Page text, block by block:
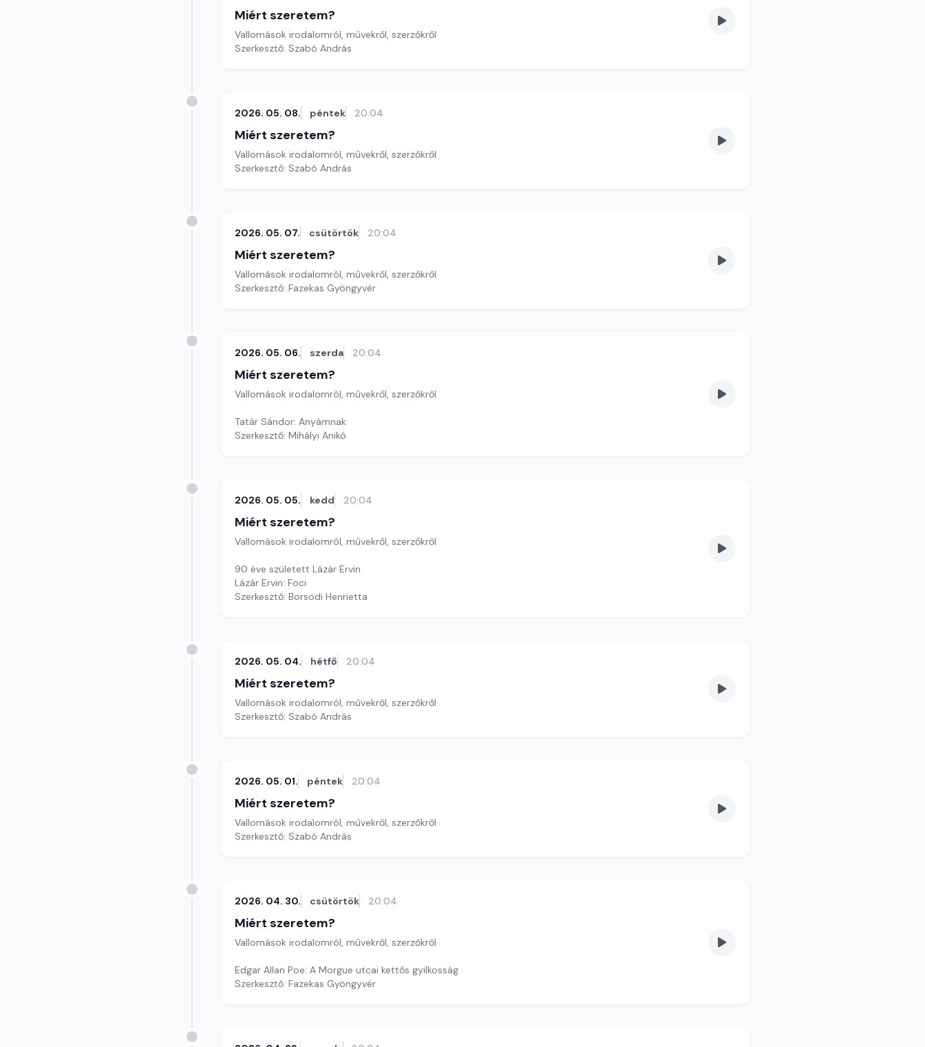
Miért szeretem?
Vallomások irodalomról, művekről, szerzőkről
Szerkesztő: Szabó András
2026. 05. 08. péntek 20:04
Miért szeretem?
Vallomások irodalomról, művekről, szerzőkről
Szerkesztő: Szabó András
2026. 05. 07. csütörtök 20:04
Miért szeretem?
Vallomások irodalomról, művekről, szerzőkről
Szerkesztő: Fazekas Gyöngyvér
2026. 05. 06. szerda 20:04
Miért szeretem?
Vallomások irodalomról, művekről, szerzőkről
Tatár Sándor: Anyámnak
Szerkesztő: Mihályi Anikó
2026. 05. 05. kedd 20:04
Miért szeretem?
Vallomások irodalomról, művekről, szerzőkről
90 éve született Lázár Ervin
Lázár Ervin: Foci
Szerkesztő: Borsodi Henrietta
2026. 05. 04. hétfő 20:04
Miért szeretem?
Vallomások irodalomról, művekről, szerzőkről
Szerkesztő: Szabó András
2026. 05. 01. péntek 20:04
Miért szeretem?
Vallomások irodalomról, művekről, szerzőkről
Szerkesztő: Szabó András
2026. 04. 30. csütörtök 20:04
Miért szeretem?
Vallomások irodalomról, művekről, szerzőkről
Edgar Allan Poe: A Morgue utcai kettős gyilkosság
Szerkesztő: Fazekas Gyöngyvér